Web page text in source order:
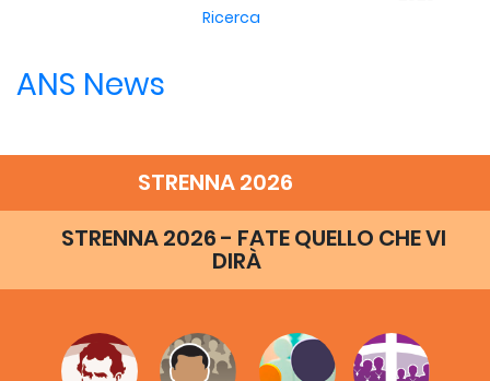
Ricerca
ANS News
STRENNA 2026
STRENNA 2026 - FATE QUELLO CHE VI
DIRÀ